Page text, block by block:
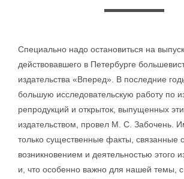
Специально надо остановиться на
действовавшего в Петербурге
издательства «Вперед». В последние
большую исследовательскую работу по
репродукций и открыток, выпущенных
издательством, провел М. С. Забочень.
только существенные факты, связанные с
возникновением и деятельностью этого
и, что особенно важно для нашей темы,